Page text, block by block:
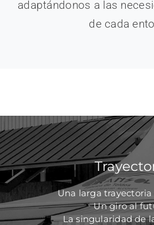
adaptándonos a las
de cada
Una larga trayectoria
Un giro al
La singularidad de